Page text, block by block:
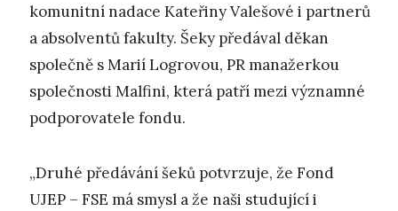
komunitní nadace Kateřiny Valešové i partnerů
a absolventů fakulty. Šeky předával děkan
společně s Marií Logrovou, PR manažerkou
společnosti Malfini, která patří mezi významné
podporovatele fondu.
„Druhé předávání šeků potvrzuje, že Fond
UJEP – FSE má smysl a že naši studující i